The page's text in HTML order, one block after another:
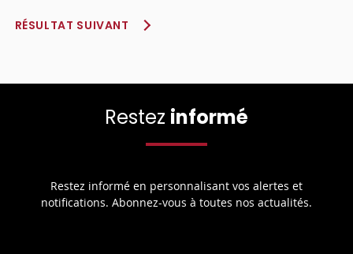
RÉSULTAT SUIVANT
Restez informé
Restez informé en personnalisant vos alertes et
notifications. Abonnez-vous à toutes nos actualités.